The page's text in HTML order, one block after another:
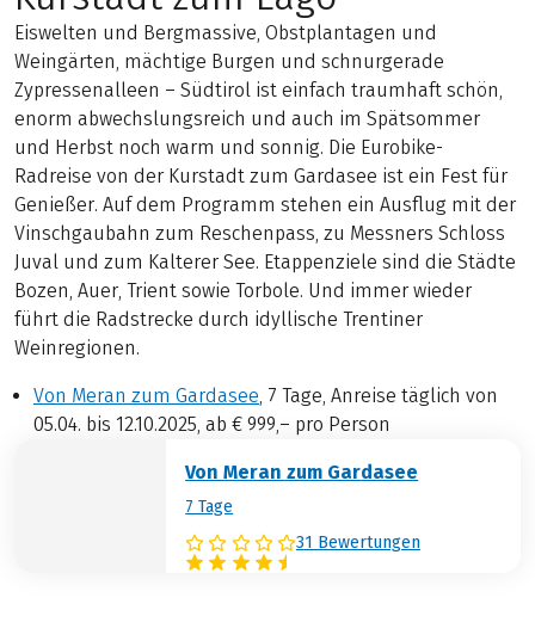
Eiswelten und Bergmassive, Obstplantagen und
Weingärten, mächtige Burgen und schnurgerade
Zypressenalleen – Südtirol ist einfach traumhaft schön,
enorm abwechslungsreich und auch im Spätsommer
und Herbst noch warm und sonnig. Die Eurobike-
Radreise von der Kurstadt zum Gardasee ist ein Fest für
Genießer. Auf dem Programm stehen ein Ausflug mit der
Vinschgaubahn zum Reschenpass, zu Messners Schloss
Juval und zum Kalterer See. Etappenziele sind die Städte
Bozen, Auer, Trient sowie Torbole. Und immer wieder
führt die Radstrecke durch idyllische Trentiner
Weinregionen.
Von Meran zum Gardasee, 7 Tage, Anreise täglich von
05.04. bis 12.10.2025, ab € 999,– pro Person
Von Meran zum Gardasee
7 Tage
31 Bewertungen